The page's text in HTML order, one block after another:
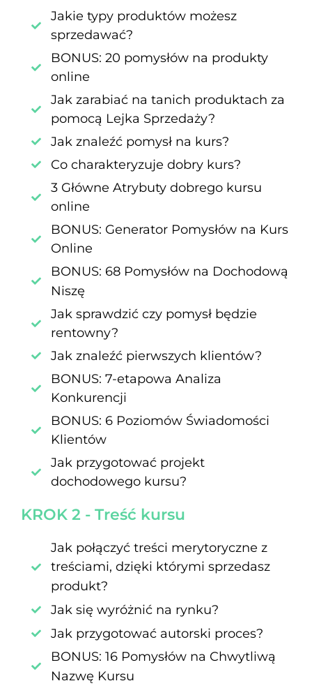
Jakie typy produktów możesz
sprzedawać?
BONUS: 20 pomysłów na produkty
online
Jak zarabiać na tanich produktach za
pomocą Lejka Sprzedaży?
Jak znaleźć pomysł na kurs?
Co charakteryzuje dobry kurs?
3 Główne Atrybuty dobrego kursu
online
BONUS: Generator Pomysłów na Kurs
Online
BONUS: 68 Pomysłów na Dochodową
Niszę
Jak sprawdzić czy pomysł będzie
rentowny?
Jak znaleźć pierwszych klientów?
BONUS: 7-etapowa Analiza
Konkurencji
BONUS: 6 Poziomów Świadomości
Klientów
Jak przygotować projekt
dochodowego kursu?
KROK 2 - Treść kursu
Jak połączyć treści merytoryczne z
treściami, dzięki którymi sprzedasz
produkt?
Jak się wyróżnić na rynku?
Jak przygotować autorski proces?
BONUS: 16 Pomysłów na Chwytliwą
Nazwę Kursu